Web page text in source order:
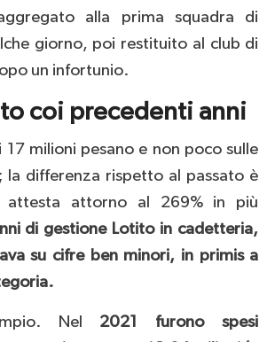
alla prima squadra di
giorno, poi restituito al club di
un infortunio.
coi precedenti anni
17 milioni pesano e non poco sulle
la differenza rispetto al passato è
attesta attorno al 269% in più
di gestione Lotito in cadetteria,
su cifre ben minori, in primis a
Nel
2021 furono spesi